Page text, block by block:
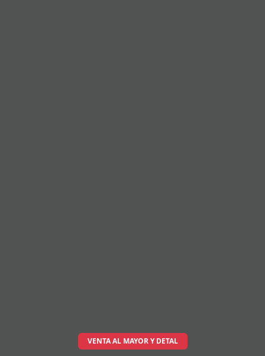
VENTA AL MAYOR Y DETAL